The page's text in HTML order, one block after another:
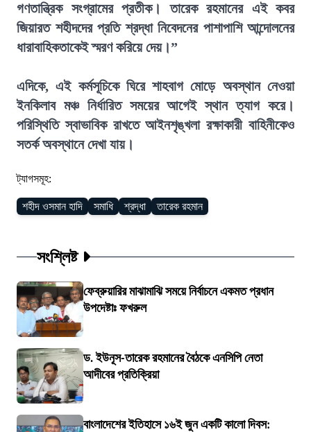
গণতান্ত্রিক সংগ্রামের প্রতীক। তারেক রহমানের এই কবর
জিয়ারত শহীদদের প্রতি শ্রদ্ধা নিবেদনের পাশাপাশি আন্দোলনের
ধারাবাহিকতাকেই স্মরণ করিয়ে দেয়।”
এদিকে, এই কর্মসূচিকে ঘিরে শাহবাগ মোড়ে অবস্থান নেওয়া
ইনকিলাব মঞ্চ নির্ধারিত সময়ের আগেই স্থান ত্যাগ করে।
পরিস্থিতি স্বাভাবিক রাখতে আইনশৃঙ্খলা রক্ষাকারী বাহিনীকেও
সতর্ক অবস্থানে দেখা যায়।
ট্যাগসমূহ:
শহীদ ওসমান হাদি সমাধি শ্রদ্ধা তারেক রহমান
সংশ্লিষ্ট
ফেব্রুয়ারির মাঝামাঝি সময়ে নির্বাচনে একমত প্রধান
উপদেষ্টাঃ ফখরুল
ড. ইউনূস-তারেক রহমানের বৈঠকে এনসিপি নেতা
আদীবের প্রতিক্রিয়া
বাংলাদেশের ইতিহাসে ১৬ই জুন একটি কালো দিবস: